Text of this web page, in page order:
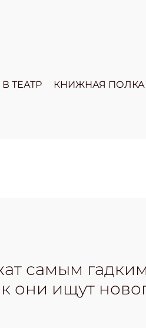
ТЕАТР КНИЖНАЯ ПОЛКА
самым
они ищут